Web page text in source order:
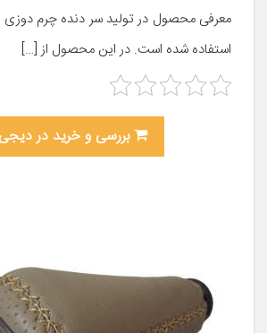
معرفی محصول در تولید سر دنده چرم دوزی
استفاده شده است. در این محصول از […]
بررسی و خرید در دیجی